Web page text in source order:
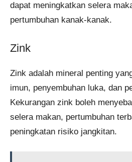
dapat meningkatkan selera
pertumbuhan kanak-kanak.
Zink
Zink adalah mineral penting
imun, penyembuhan luka, dan
Kekurangan zink boleh
selera makan, pertumbuhan
peningkatan risiko jangkitan.